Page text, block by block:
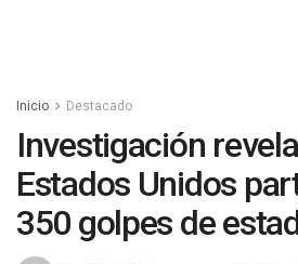
Inicio Destacado
Investigación
Estados Unidos
350 golpes de